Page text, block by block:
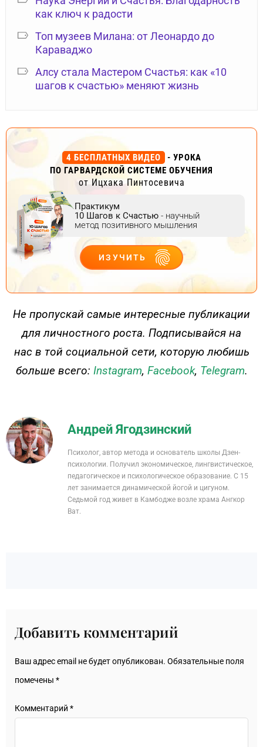
как ключ к радости
Топ музеев Милана: от Леонардо до
Караваджо
Алсу стала Мастером Счастья: как «10
шагов к счастью» меняют жизнь
4 БЕСПЛАТНЫХ ВИДЕО
- УРОКА
ПО ГАРВАРДСКОЙ СИСТЕМЕ ОБУЧЕНИЯ
от Ицхака Пинтосевича
Практикум
10 Шагов к Счастью - научный
метод позитивного мышления
ИЗУЧИТЬ
ДЕЙСТВУЙ
Не пропускай самые интересные публикации
для личностного роста. Подписывайся на
нас в той социальной сети, которую любишь
больше всего: Instagram, Facebook, Telegram.
Андрей Ягодзинский
Психолог, автор метода и основатель школы Дзен-
психологии. Получил экономическое, лингвистическое,
педагогическое и психологическое образование. С 15
лет занимается динамической йогой и цигуном.
Седьмой год живет в Камбодже возле храма Ангкор
Ват.
Добавить комментарий
Ваш адрес email не будет опубликован. Обязательные поля
помечены *
Комментарий *